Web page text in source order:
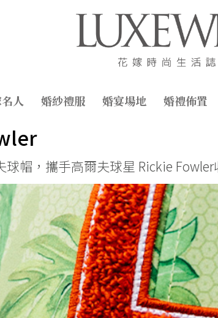
人 婚紗禮服 婚宴場地 婚禮佈置
球帽，攜手高爾夫球星 Rickie